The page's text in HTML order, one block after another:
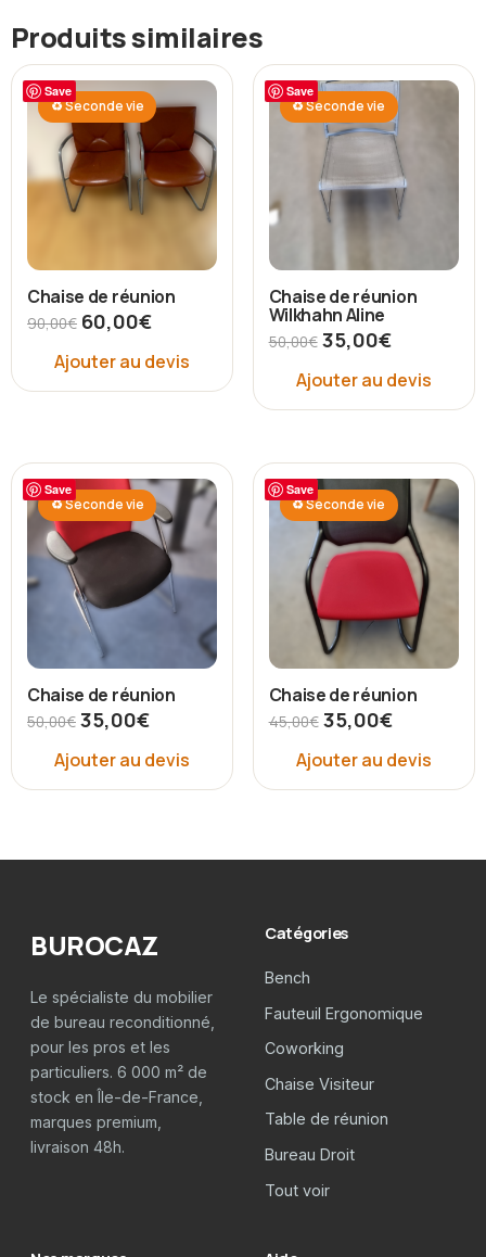
Produits similaires
Save
♻ Seconde vie
Chaise de réunion
90,00€ 60,00€
Ajouter au devis
Save
♻ Seconde vie
Chaise de réunion
Wilkhahn Aline
50,00€ 35,00€
Ajouter au devis
Save
♻ Seconde vie
Chaise de réunion
50,00€ 35,00€
Ajouter au devis
Save
♻ Seconde vie
Chaise de réunion
45,00€ 35,00€
Ajouter au devis
BUROCAZ
Le spécialiste du mobilier
de bureau reconditionné,
pour les pros et les
particuliers. 6 000 m² de
stock en Île-de-France,
marques premium,
livraison 48h.
Catégories
Bench
Fauteuil Ergonomique
Coworking
Chaise Visiteur
Table de réunion
Bureau Droit
Tout voir